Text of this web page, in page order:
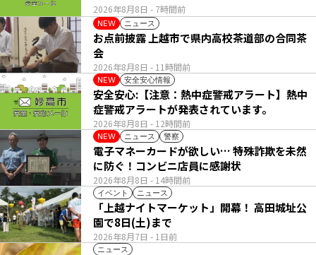
2026年8月8日 - 7時間前
NEW ニュース
2026年8月8日 - 11時間前
お点前披露 上越市で県内高校茶道部の合同茶
会
NEW 安全安心情報
2026年8月8日 - 12時間前
安全安心:【注意：熱中症警戒アラート】熱中
症警戒アラートが発表されています。
NEW ニュース 警察
2026年8月8日 - 14時間前
電子マネーカードが欲しい… 特殊詐欺を未然
に防ぐ！コンビニ店員に感謝状
イベント ニュース
2026年8月7日 - 1日前
「上越ナイトマーケット」開幕！ 高田城址公
園で8日(土)まで
ニュース